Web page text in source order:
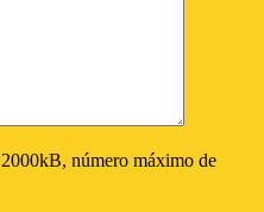
número máximo de